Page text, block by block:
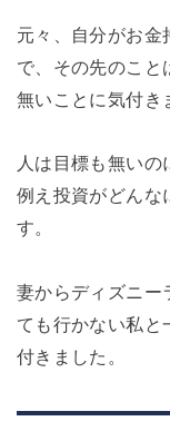
元々、自分がお金
で、その先のこと
無いことに気付き
人は目標も無いの
例え投資がどんな
す。
妻からディズニー
ても行かない私と
付きました。